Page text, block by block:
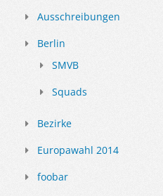
Ausschreibungen
Berlin
SMVB
Squads
Bezirke
Europawahl 2014
foobar